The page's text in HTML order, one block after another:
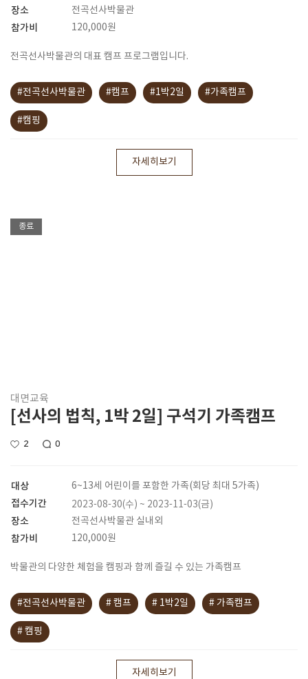
장소 전곡선사박물관
참가비 120,000원
전곡선사박물관의 대표 캠프 프로그램입니다.
#전곡선사박물관 #캠프 #1박2일 #가족캠프
#캠핑
자세히보기
종료
대면교육
[선사의 법칙, 1박 2일] 구석기 가족캠프
2 0
대상 6~13세 어린이를 포함한 가족(회당 최대 5가족)
접수기간 2023-08-30(수) ~ 2023-11-03(금)
장소 전곡선사박물관 실내외
참가비 120,000원
박물관의 다양한 체험을 캠핑과 함께 즐길 수 있는 가족캠프
#전곡선사박물관 # 캠프 # 1박2일 # 가족캠프
# 캠핑
자세히보기